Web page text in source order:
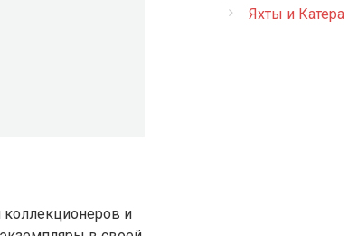
коллекционеров и
Яхты и Катера